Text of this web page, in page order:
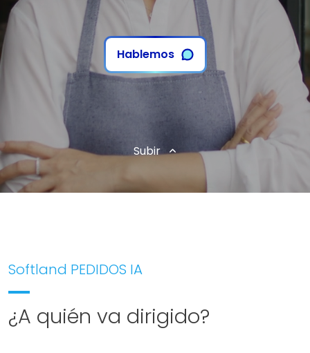
Hablemos
Subir
Softland PEDIDOS IA
¿A quién va dirigido?